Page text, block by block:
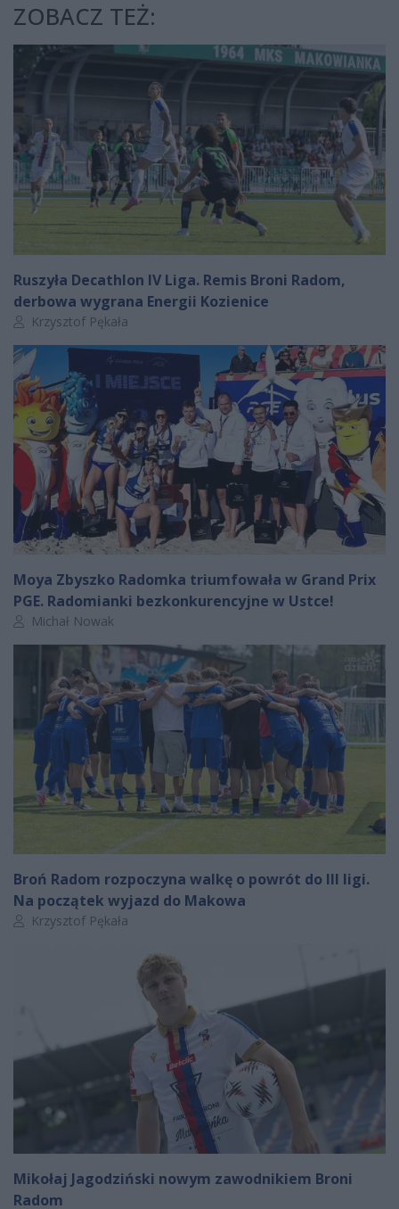
ZOBACZ TEŻ:
Ruszyła Decathlon IV Liga. Remis Broni Radom,
derbowa wygrana Energii Kozienice
Autor artykułu:
Krzysztof Pękała
Moya Zbyszko Radomka triumfowała w Grand Prix
PGE. Radomianki bezkonkurencyjne w Ustce!
Autor artykułu:
Michał Nowak
Broń Radom rozpoczyna walkę o powrót do III ligi.
Na początek wyjazd do Makowa
Autor artykułu:
Krzysztof Pękała
Mikołaj Jagodziński nowym zawodnikiem Broni
Radom